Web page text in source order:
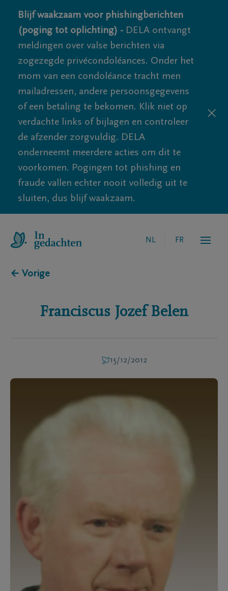
Blijf waakzaam voor phishingberichten
(poging tot oplichting) - DELA ontvangt
meldingen over valse berichten via
zogezegde privécondoléances. Onder het
mom van een condoléance tracht men
mailadressen, andere persoonsgegevens
of een betaling te bekomen. Klik niet op
verdachte links of bijlagen en controleer
de afzender zorgvuldig. DELA
onderneemt meerdere acties om dit te
voorkomen. Pogingen tot phishing en
fraude vallen echter nooit volledig uit te
sluiten, dus blijf waakzaam.
NL FR
← Vorige
Franciscus Jozef Belen
15/12/2012